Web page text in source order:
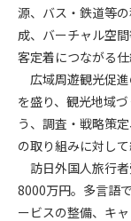
源、バス・鉄道等
成、バーチャル空
客定着につながる仕
広域周遊観光促
を盛り、観光地域
う、調査・戦略策
の取り組みに対し
訪日外国人旅行
8000万円。多言語
ービスの整備、キ
本規約は、会員
あります。変更
ちに全ての会員が
第4条（会員審査
会員とは、本規
後、管理者がこ
第4条（会員の定
1. 管理者は前条
の何れかの項